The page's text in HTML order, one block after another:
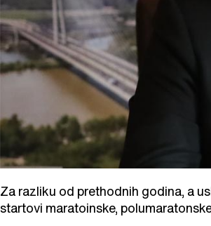
Za razliku od prethodnih godina, a
startovi maratoinske,